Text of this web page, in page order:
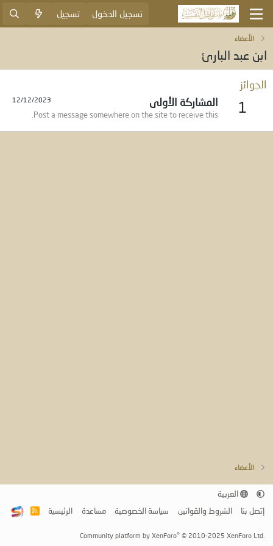
تسجيل الدخول تسجيل
الأعضاء
ابن عبد البارئ
الجوائز
1
12/12/2023 المشاركة الأولى
Post a message somewhere on the site to receive this.
الأعضاء
العربية
إتصل بنا
الشروط والقوانين سياسة الخصوصية مساعدة الرئيسية
R
Community platform by XenForo® © 2010-2025 XenForo Ltd.